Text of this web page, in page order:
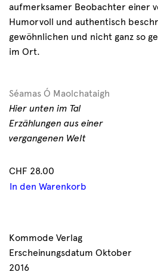
aufmerksamer Beobachter einer
Humorvoll und authentisch
gewöhnlichen und nicht ganz so
im Ort.
Séamas Ó Maolchataigh
Hier unten im Tal
Erzählungen aus einer
vergangenen Welt
CHF 28.00
In den Warenkorb
Kommode Verlag
Erscheinungsdatum Oktober
2016